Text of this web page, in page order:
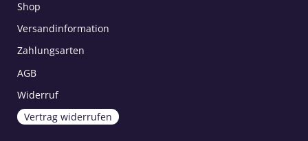
Shop
Versandinformation
Zahlungsarten
AGB
Widerruf
Vertrag widerrufen